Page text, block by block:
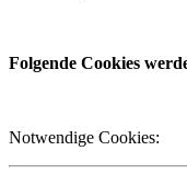
Folgende Cookies
Notwendige Cookies: